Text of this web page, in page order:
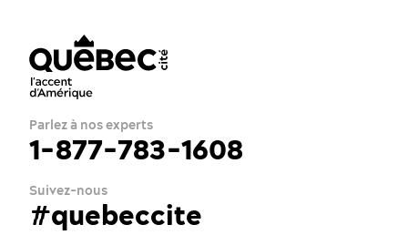
Parlez à nos experts
1-877-783-1608
Suivez-nous
#quebeccite